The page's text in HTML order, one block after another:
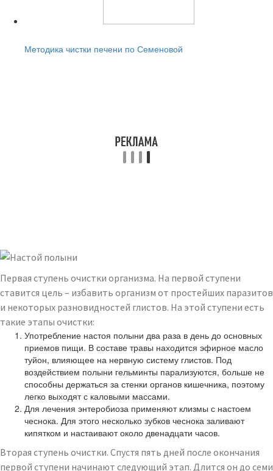
Методика чистки печени по Семеновой
Первая ступень очистки организма. На первой ступени
ставится цель – избавить организм от простейших паразитов
и некоторых разновидностей глистов. На этой ступени есть
такие этапы очистки:
Употребление настоя полыни два раза в день до основных
приемов пищи. В составе травы находится эфирное масло
туйон, влияющее на нервную систему глистов. Под
воздействием полыни гельминты парализуются, больше не
способны держаться за стенки органов кишечника, поэтому
легко выходят с каловыми массами.
Для лечения энтеробиоза применяют клизмы с настоем
чеснока. Для этого несколько зубков чеснока заливают
кипятком и настаивают около двенадцати часов.
Вторая ступень очистки. Спустя пять дней после окончания
первой ступени начинают следующий этап. Длится он до семи